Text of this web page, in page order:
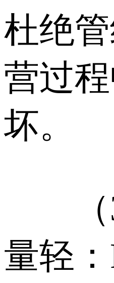
杜绝
营过
坏。
量轻：